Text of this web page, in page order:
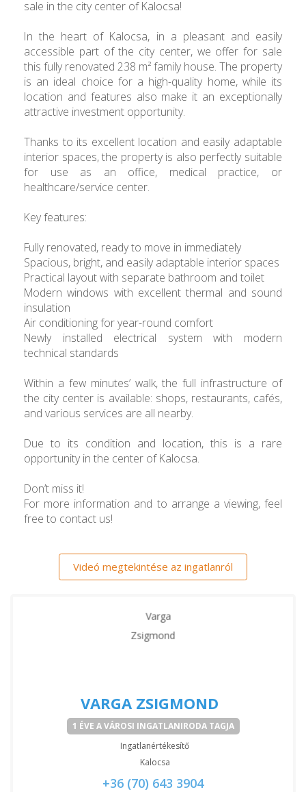
sale in the city center of Kalocsa!
In the heart of Kalocsa, in a pleasant and easily
accessible part of the city center, we offer for sale
this fully renovated 238 m² family house. The property
is an ideal choice for a high-quality home, while its
location and features also make it an exceptionally
attractive investment opportunity.
Thanks to its excellent location and easily adaptable
interior spaces, the property is also perfectly suitable
for use as an office, medical practice, or
healthcare/service center.
Key features:
Fully renovated, ready to move in immediately
Spacious, bright, and easily adaptable interior spaces
Practical layout with separate bathroom and toilet
Modern windows with excellent thermal and sound
insulation
Air conditioning for year-round comfort
Newly installed electrical system with modern
technical standards
Within a few minutes’ walk, the full infrastructure of
the city center is available: shops, restaurants, cafés,
and various services are all nearby.
Due to its condition and location, this is a rare
opportunity in the center of Kalocsa.
Don’t miss it!
For more information and to arrange a viewing, feel
free to contact us!
Videó megtekintése az ingatlanról
VARGA ZSIGMOND
1 ÉVE A VÁROSI INGATLANIRODA TAGJA
Ingatlanértékesítő
Kalocsa
+36 (70) 643 3904